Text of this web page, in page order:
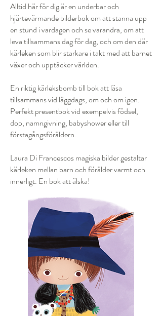
Alltid här för dig är en underbar och
hjärtevärmande bilderbok om att stanna upp
en stund i vardagen och se varandra, om att
leva tillsammans dag för dag, och om den där
kärleken som blir starkare i takt med att barnet
växer och upptäcker världen.
En riktig kärleksbomb till bok att läsa
tillsammans vid läggdags, om och om igen.
Perfekt presentbok vid exempelvis födsel,
dop, namngivning, babyshower eller till
förstagångsföräldern.
Laura Di Francescos magiska bilder gestaltar
kärleken mellan barn och förälder varmt och
innerligt. En bok att älska!